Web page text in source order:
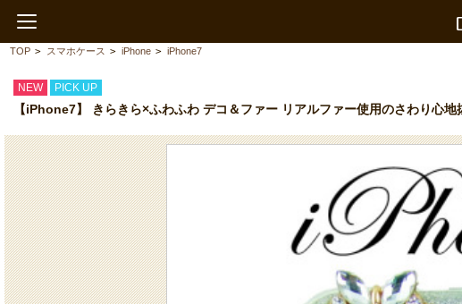
TOP > スマホケース > iPhone > iPhone7
NEW PICK UP
【iPhone7】 きらきら×ふわふわ デコ＆ファー リアルファー使用のさわり心